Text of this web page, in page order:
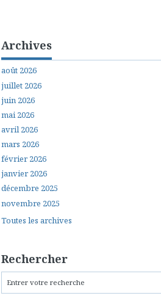
Archives
août 2026
juillet 2026
juin 2026
mai 2026
avril 2026
mars 2026
février 2026
janvier 2026
décembre 2025
novembre 2025
Toutes les archives
Rechercher